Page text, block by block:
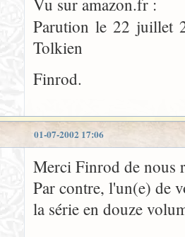
Vu sur amazon.fr :
Parution le 22 juillet
Tolkien
Finrod.
01-07-2002 17:06
Merci Finrod de nous
Par contre, l'un(e) de
la série en douze